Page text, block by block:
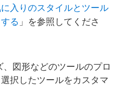
入りのスタイルとツール
る 」を参照してくださ
図形などのツールのプロ
択したツールをカスタマ